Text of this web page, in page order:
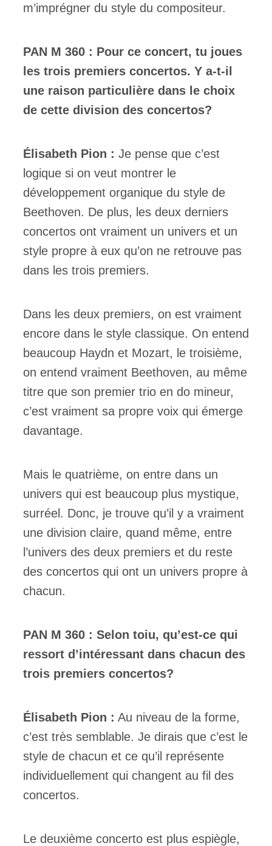
m’imprégner du style du compositeur.
PAN M 360 : Pour ce concert, tu joues
les trois premiers concertos. Y a-t-il
une raison particulière dans le choix
de cette division des concertos?
Élisabeth Pion : Je pense que c’est
logique si on veut montrer le
développement organique du style de
Beethoven. De plus, les deux derniers
concertos ont vraiment un univers et un
style propre à eux qu’on ne retrouve pas
dans les trois premiers.
Dans les deux premiers, on est vraiment
encore dans le style classique. On entend
beaucoup Haydn et Mozart, le troisième,
on entend vraiment Beethoven, au même
titre que son premier trio en do mineur,
c’est vraiment sa propre voix qui émerge
davantage.
Mais le quatrième, on entre dans un
univers qui est beaucoup plus mystique,
surréel. Donc, je trouve qu’il y a vraiment
une division claire, quand même, entre
l’univers des deux premiers et du reste
des concertos qui ont un univers propre à
chacun.
PAN M 360 : Selon toiu, qu’est-ce qui
ressort d’intéressant dans chacun des
trois premiers concertos?
Élisabeth Pion : Au niveau de la forme,
c’est très semblable. Je dirais que c’est le
style de chacun et ce qu’il représente
individuellement qui changent au fil des
concertos.
Le deuxième concerto est plus espiègle,